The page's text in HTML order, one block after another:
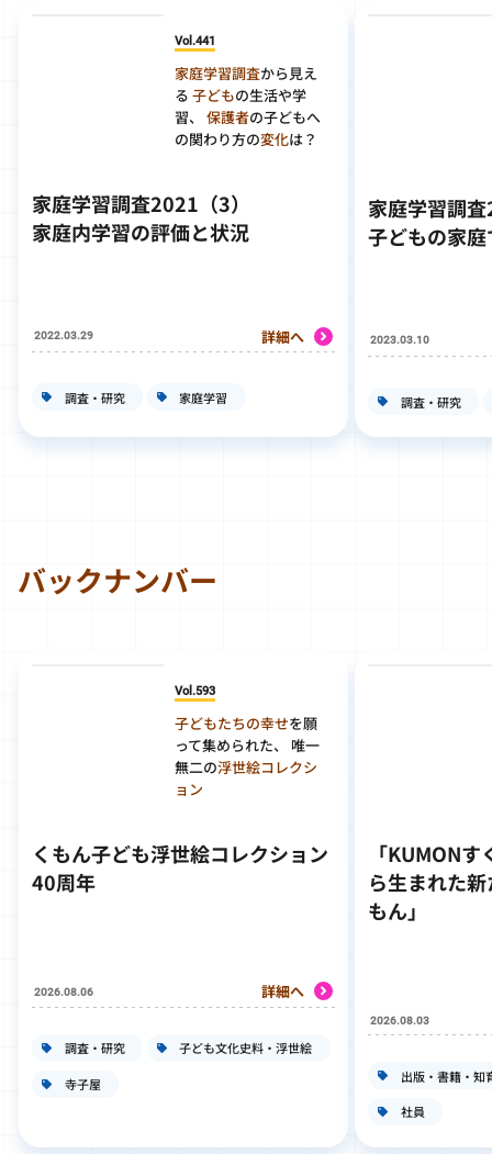
Vol.441
家庭学習調査から見え
る 子どもの生活や学
習、 保護者の子どもへ
の関わり方の変化は？
家庭学習調査2021（3）
家庭内学習の評価と状況
2022.03.29 詳細へ
調査・研究 家庭学習
家庭学習調
子どもの家
2023.03.10
調査・研究
バックナンバー
Vol.593
子どもたちの幸せを願
って集められた、 唯一
無二の浮世絵コレクシ
ョン
くもん子ども浮世絵コレクション
40周年
2026.08.06 詳細へ
調査・研究 子ども文化史料・浮世絵
寺子屋
「KUMON
ら生まれた
もん」
2026.08.03
出版・書籍・知
社員